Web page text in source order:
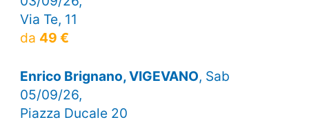
Via Te, 11
da 49 €
Enrico Brignano, VIGEVANO, Sab
05/09/26,
Piazza Ducale 20